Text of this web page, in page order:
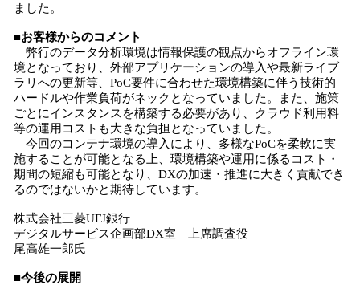
ました。
■お客様からのコメント
弊行のデータ分析環境は情報保護の観点からオフライン環
境となっており、外部アプリケーションの導入や最新ライブ
ラリへの更新等、PoC要件に合わせた環境構築に伴う技術的
ハードルや作業負荷がネックとなっていました。また、施策
ごとにインスタンスを構築する必要があり、クラウド利用料
等の運用コストも大きな負担となっていました。
今回のコンテナ環境の導入により、多様なPoCを柔軟に実
施することが可能となる上、環境構築や運用に係るコスト・
期間の短縮も可能となり、DXの加速・推進に大きく貢献でき
るのではないかと期待しています。
株式会社三菱UFJ銀行
デジタルサービス企画部DX室 上席調査役
尾高雄一郎氏
■今後の展開